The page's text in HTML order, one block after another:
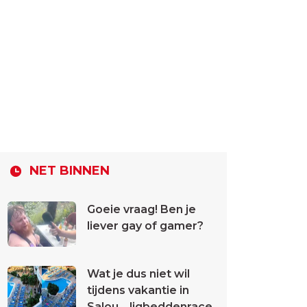
NET BINNEN
Goeie vraag! Ben je
liever gay of gamer?
Wat je dus niet wil
tijdens vakantie in